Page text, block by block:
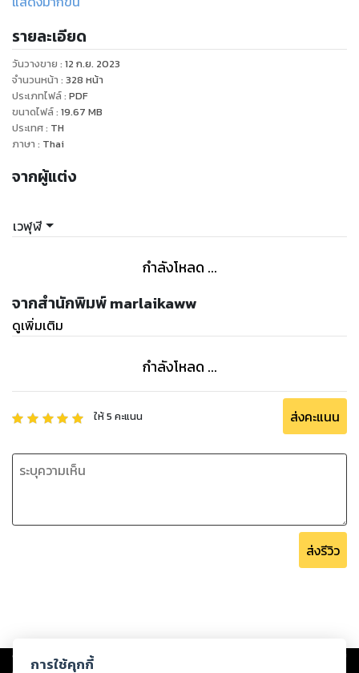
แต่มันกลับวุ่นวาย เพราะอดีตคนควงที่ถังแตก คิดจะตามมาเกาะ
แกะเพื่อให้เธอหาเลี้ยง นั่นมันยังซวยไม่พอ เมื่อต้องคอยเอาตัวรอด
ให้พ้นจากนายจ้างจอมหื่น ที่คึกคักไม่แพ้ม้าในคอกของเขาด้วย
รายละเอียด
วันวางขาย : 12 ก.ย. 2023
จำนวนหน้า : 328 หน้า
ประเภทไฟล์: PDF
ขนาดไฟล์: 19.67 MB
ประเทศ: TH
ภาษา : Thai
จากผู้แต่ง
เวฬุฬี
กำลังโหลด ...
จากสำนักพิมพ์ marlaikaww
ดูเพิ่มเติม
กำลังโหลด ...
ให้5 คะแนน ส่งคะแนน
ส่งรีวิว
Copyright © 2026
การใช้คุกกี้